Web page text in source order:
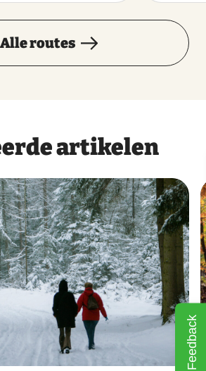
Alle routes
artikelen
Feedback